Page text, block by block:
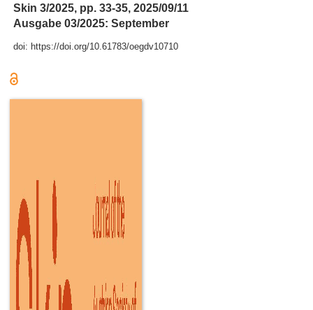
Skin 3/2025, pp. 33-35, 2025/09/11
Ausgabe 03/2025: September
doi: https://doi.org/10.61783/oegdv10710